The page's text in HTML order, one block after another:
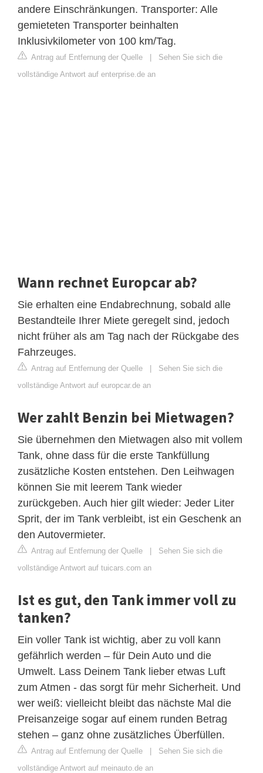
andere Einschränkungen. Transporter: Alle
gemieteten Transporter beinhalten
Inklusivkilometer von 100 km/Tag.
Antrag auf Entfernung der Quelle | Sehen Sie sich die
vollständige Antwort auf enterprise.de an
Wann rechnet Europcar ab?
Sie erhalten eine Endabrechnung, sobald alle
Bestandteile Ihrer Miete geregelt sind, jedoch
nicht früher als am Tag nach der Rückgabe des
Fahrzeuges.
Antrag auf Entfernung der Quelle | Sehen Sie sich die
vollständige Antwort auf europcar.de an
Wer zahlt Benzin bei Mietwagen?
Sie übernehmen den Mietwagen also mit vollem
Tank, ohne dass für die erste Tankfüllung
zusätzliche Kosten entstehen. Den Leihwagen
können Sie mit leerem Tank wieder
zurückgeben. Auch hier gilt wieder: Jeder Liter
Sprit, der im Tank verbleibt, ist ein Geschenk an
den Autovermieter.
Antrag auf Entfernung der Quelle | Sehen Sie sich die
vollständige Antwort auf tuicars.com an
Ist es gut, den Tank immer voll zu
tanken?
Ein voller Tank ist wichtig, aber zu voll kann
gefährlich werden – für Dein Auto und die
Umwelt. Lass Deinem Tank lieber etwas Luft
zum Atmen - das sorgt für mehr Sicherheit. Und
wer weiß: vielleicht bleibt das nächste Mal die
Preisanzeige sogar auf einem runden Betrag
stehen – ganz ohne zusätzliches Überfüllen.
Antrag auf Entfernung der Quelle | Sehen Sie sich die
vollständige Antwort auf meinauto.de an